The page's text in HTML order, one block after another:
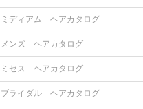
ミディアム ヘアカタログ
メンズ ヘアカタログ
ミセス ヘアカタログ
ブライダル ヘアカタログ